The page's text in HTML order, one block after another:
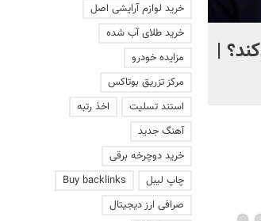
|
تصویری دردناک از دلفینی
یک هفته کنار جسد
ماند | ویدئو
خرید لوازم آرایشی اصل
خرید طلای آب شده
مزایده خودرو
مرکز تزریق بوتاکس
استند تسلیت
اخذ رتبه
آهنگ جدید
خرید دوچرخه برقی
چاپ لیبل
Buy backlinks
صرافی ارز دیجیتال